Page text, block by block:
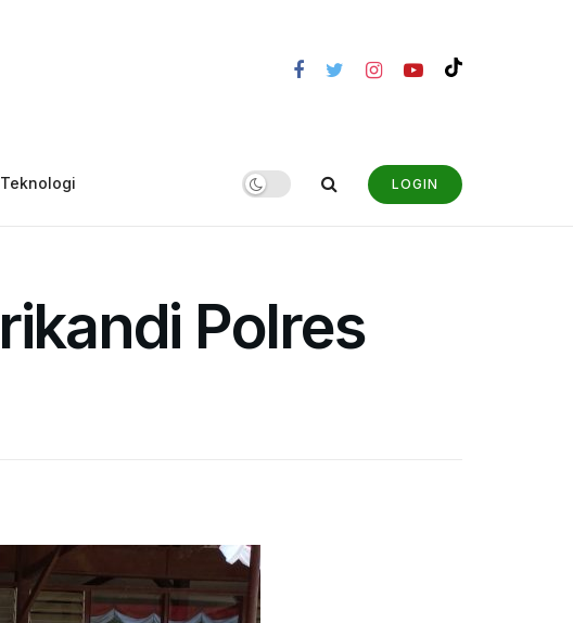
LOGIN
Polres